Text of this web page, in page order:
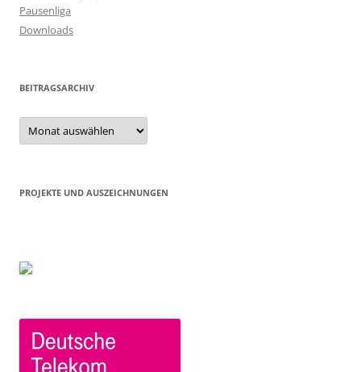
Pausenliga
Downloads
BEITRAGSARCHIV
Beitragsarchiv
PROJEKTE UND AUSZEICHNUNGEN